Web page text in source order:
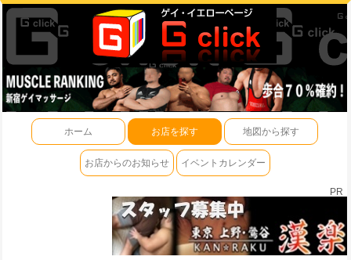
ホーム お店を探す 地図から探す
お店からのお知らせ イベントカレンダー
PR